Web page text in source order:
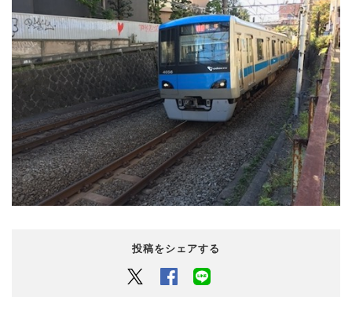
投稿をシェアする
Twitter Facebook